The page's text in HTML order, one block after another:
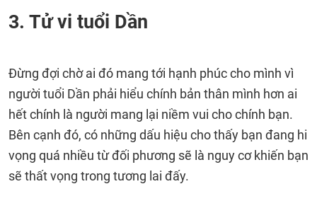
3. Tử vi tuổi Dần
Đừng đợi chờ ai đó mang tới hạnh phúc cho mình vì
người tuổi Dần phải hiểu chính bản thân mình hơn ai
hết chính là người mang lại niềm vui cho chính bạn.
Bên cạnh đó, có những dấu hiệu cho thấy bạn đang hi
vọng quá nhiều từ đối phương sẽ là nguy cơ khiến bạn
sẽ thất vọng trong tương lai đấy.